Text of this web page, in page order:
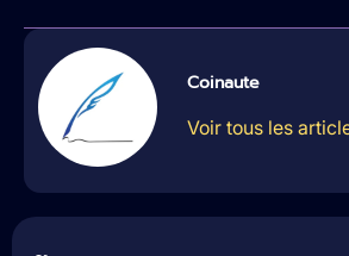
Coinaute
Voir tous les